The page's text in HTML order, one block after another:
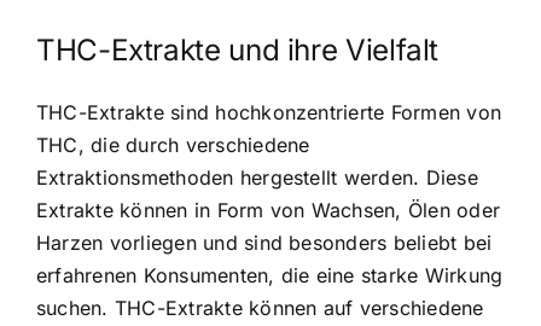
THC-Extrakte und ihre Vielfalt
THC-Extrakte sind hochkonzentrierte Formen von
THC, die durch verschiedene
Extraktionsmethoden hergestellt werden. Diese
Extrakte können in Form von Wachsen, Ölen oder
Harzen vorliegen und sind besonders beliebt bei
erfahrenen Konsumenten, die eine starke Wirkung
suchen. THC-Extrakte können auf verschiedene